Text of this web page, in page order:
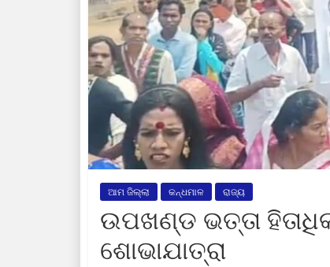
ଆମ ଜିଲ୍ଲା କନ୍ଧମାଳ ରାଜ୍ୟ
ଉପଖଣ୍ଡ ଭତ୍ତା
ଶୋଭାଯାତ୍ରା